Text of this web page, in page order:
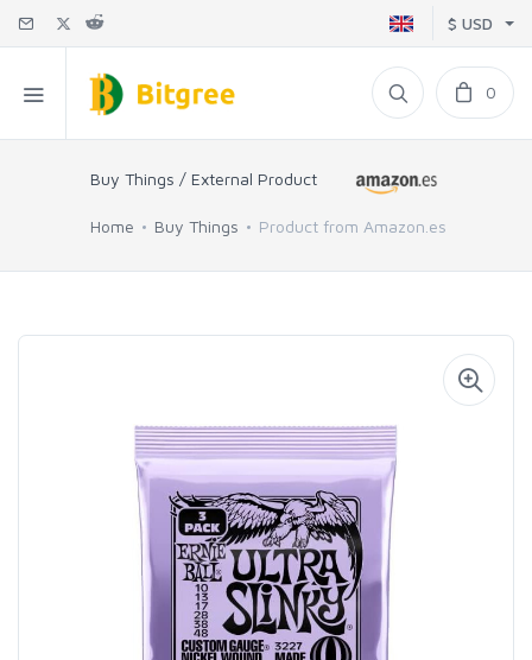
$ USD
0
Buy Things / External Product
Home Buy Things Product from Amazon.es